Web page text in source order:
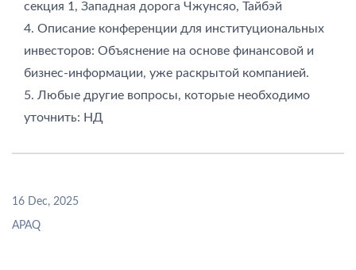
секция 1, Западная дорога Чжунсяо, Тайбэй
4. Описание конференции для институциональных
инвесторов: Объяснение на основе финансовой и
бизнес-информации, уже раскрытой компанией.
5. Любые другие вопросы, которые необходимо
уточнить: НД
16 Dec, 2025
APAQ